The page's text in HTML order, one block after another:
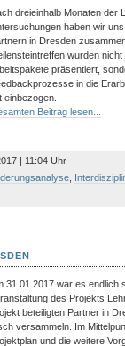
dreieinhalb Monaten der
haben wir
in Dresden
wurden
präsentiert,
in die
einbezogen.
Beitrag lesen...
| 11:04 Uhr
31.01.2017 war es endlich
des Projekts
beteiligten Partner in
versammeln. Im
und die weitere